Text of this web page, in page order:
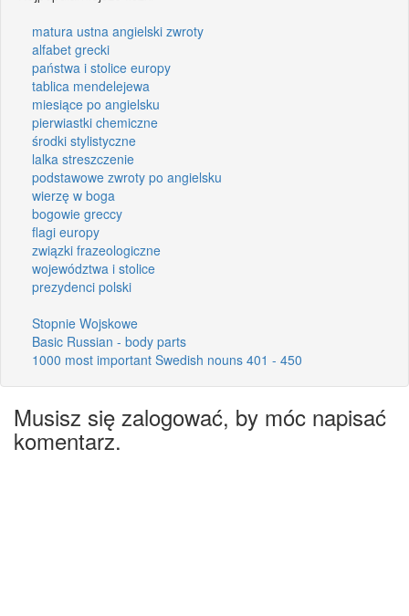
matura ustna angielski zwroty
alfabet grecki
państwa i stolice europy
tablica mendelejewa
miesiące po angielsku
pierwiastki chemiczne
środki stylistyczne
lalka streszczenie
podstawowe zwroty po angielsku
wierzę w boga
bogowie greccy
flagi europy
związki frazeologiczne
województwa i stolice
prezydenci polski
Stopnie Wojskowe
Basic Russian - body parts
1000 most important Swedish nouns 401 - 450
Musisz się zalogować, by móc napisać
komentarz.